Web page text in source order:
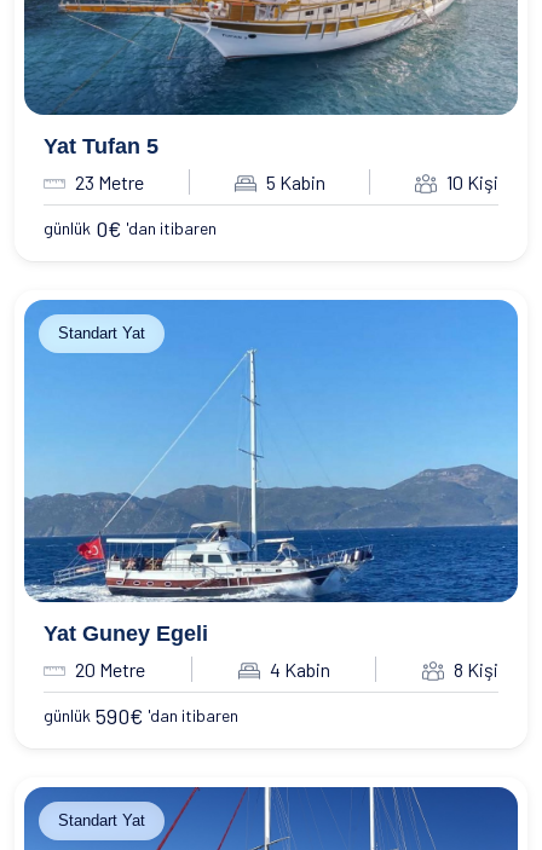
Yat Tufan 5
23 Metre 5 Kabin 10 Kişi
günlük 0€ 'dan itibaren
Standart Yat
Yat Guney Egeli
20 Metre 4 Kabin 8 Kişi
günlük 590€ 'dan itibaren
Standart Yat